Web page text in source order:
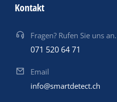
Kontakt
Fragen? Rufen Sie uns an.
071 520 64 71
Email
info@smartdetect.ch